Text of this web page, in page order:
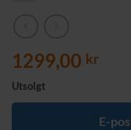
1299,00 kr
Utsolgt
E-